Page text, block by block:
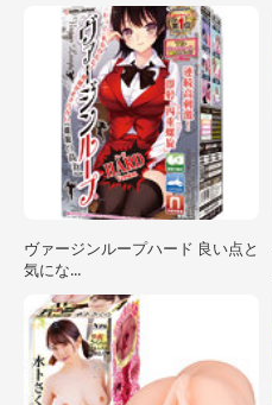
ヴァージンループハード 良い点と
気にな...